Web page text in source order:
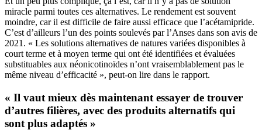
miracle parmi toutes ces alternatives. Le rendement est souvent
moindre, car il est difficile de faire aussi efficace que l’acétamipride.
C’est d’ailleurs l’un des points soulevés par l’Anses dans son avis de
2021. « Les solutions alternatives de natures variées disponibles à
court terme et à moyen terme qui ont été identifiées et évaluées
substituables aux néonicotinoïdes n’ont vraisemblablement pas le
même niveau d’efficacité », peut-on lire dans le rapport.
« Il vaut mieux dès maintenant essayer de trouver
d’autres filières, avec des produits alternatifs qui
sont plus adaptés »